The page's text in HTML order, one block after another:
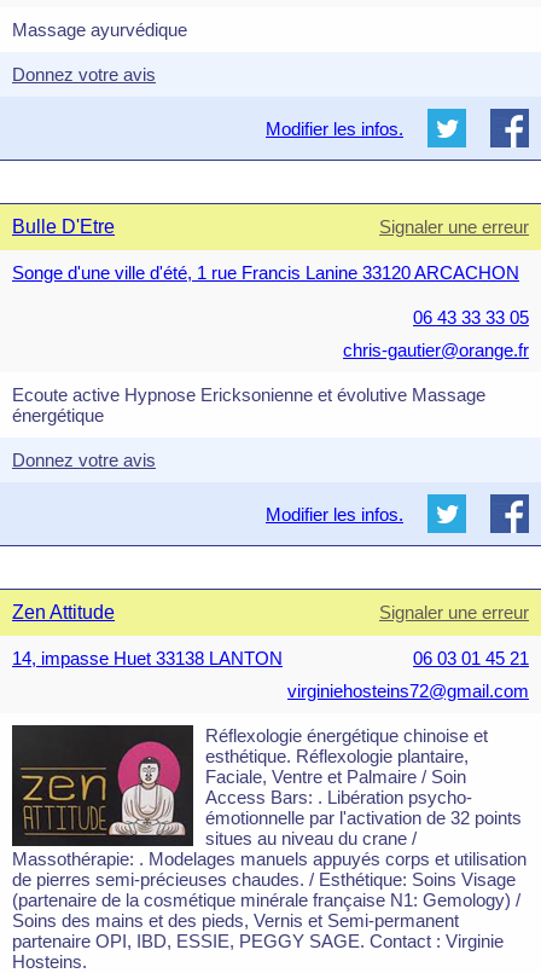
Massage ayurvédique
Donnez votre avis
Modifier les infos.
Bulle D'Etre Signaler une erreur
Songe d'une ville d'été, 1 rue Francis Lanine 33120 ARCACHON
06 43 33 33 05
chris-gautier@orange.fr
Ecoute active Hypnose Ericksonienne et évolutive Massage
énergétique
Donnez votre avis
Modifier les infos.
Zen Attitude Signaler une erreur
14, impasse Huet 33138 LANTON
06 03 01 45 21
virginiehosteins72@gmail.com
Réflexologie énergétique chinoise et
esthétique. Réflexologie plantaire,
Faciale, Ventre et Palmaire / Soin
Access Bars: . Libération psycho-
émotionnelle par l'activation de 32 points
situes au niveau du crane /
Massothérapie: . Modelages manuels appuyés corps et utilisation
de pierres semi-précieuses chaudes. / Esthétique: Soins Visage
(partenaire de la cosmétique minérale française N1: Gemology) /
Soins des mains et des pieds, Vernis et Semi-permanent
partenaire OPI, IBD, ESSIE, PEGGY SAGE. Contact : Virginie
Hosteins.